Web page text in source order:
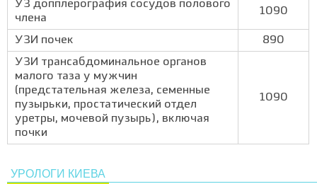
УЗ допплерография сосудов полового
члена
1090
УЗИ почек
890
УЗИ трансабдоминальное органов
малого таза у мужчин
(предстательная железа, семенные
пузырьки, простатический отдел
уретры, мочевой пузырь), включая
почки
1090
УРОЛОГИ КИЕВА